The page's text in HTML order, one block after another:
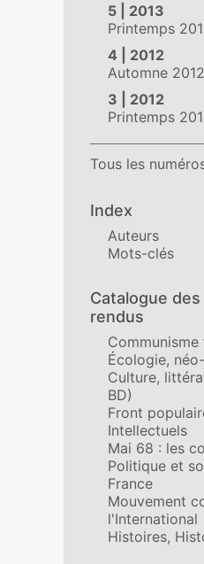
5 | 2013
Printemps
4 | 2012
Automne 2012
3 | 2012
Printemps
Tous les
Index
Auteurs
Mots-clés
Catalogue
rendus
Écologie,
Culture,
BD)
Front
Intellectuels
Mai 68 : les
Politique et
France
Mouvement
l'International
Histoires,